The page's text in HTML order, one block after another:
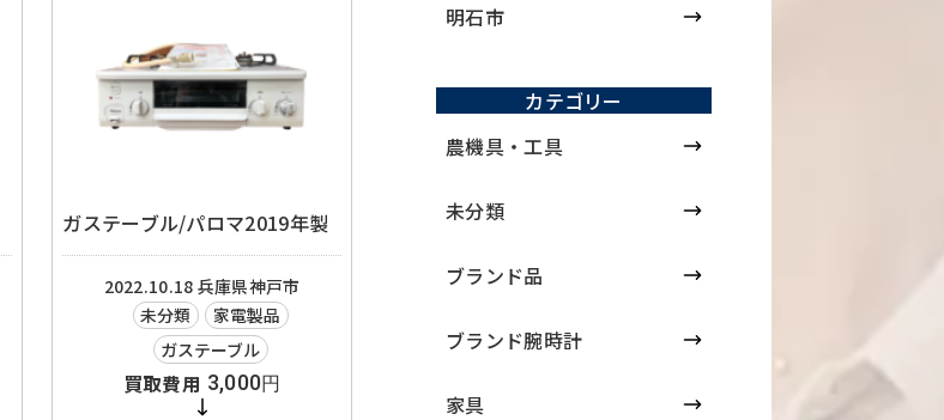
ガステーブル/パロマ2019年製
2022.10.18 兵庫県神戸市
未分類
家電製品
ガステーブル
3,000円
明石市
カテゴリー
農機具・工具
未分類
ブランド品
ブランド腕時計
家具